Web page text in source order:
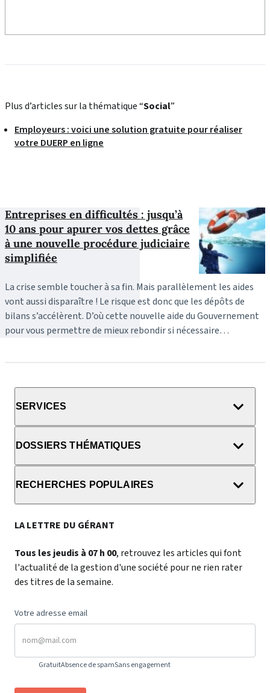
Plus d’articles sur la thématique “Social”
Employeurs : voici une solution gratuite pour réaliser
votre DUERP en ligne
Entreprises en difficultés : jusqu’à
10 ans pour apurer vos dettes grâce
à une nouvelle procédure judiciaire
simplifiée
La crise semble toucher à sa fin. Mais parallèlement les aides
vont aussi disparaître ! Le risque est donc que les dépôts de
bilans s’accélèrent. D’où cette nouvelle aide du Gouvernement
pour vous permettre de mieux rebondir si nécessaire…
SERVICES
DOSSIERS THÉMATIQUES
RECHERCHES POPULAIRES
LA LETTRE DU GÉRANT
Tous les jeudis à 07 h 00, retrouvez les articles qui font
l'actualité de la gestion d'une société pour ne rien rater
des titres de la semaine.
Votre adresse email
GratuitAbsence de spamSans engagement